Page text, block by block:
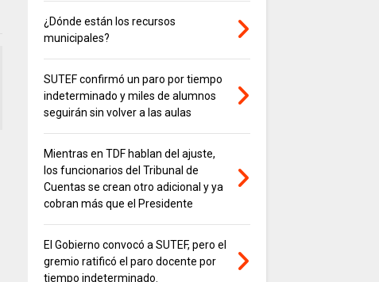
¿Dónde están los recursos
municipales?
SUTEF confirmó un paro por tiempo
indeterminado y miles de alumnos
seguirán sin volver a las aulas
Mientras en TDF hablan del ajuste,
los funcionarios del Tribunal de
Cuentas se crean otro adicional y ya
cobran más que el Presidente
El Gobierno convocó a SUTEF, pero el
gremio ratificó el paro docente por
tiempo indeterminado.